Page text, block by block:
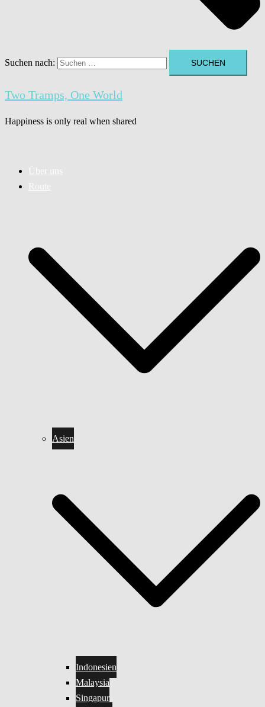
Suchen nach:
Two Tramps, One World
Happiness is only real when shared
Über uns
Route
Asien
Indonesien
Malaysia
Singapur